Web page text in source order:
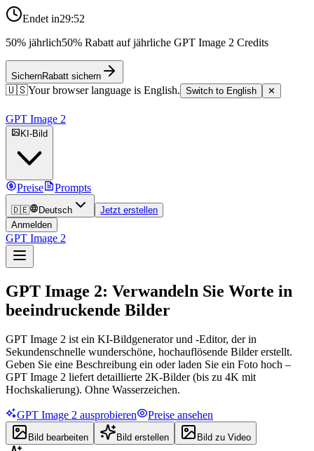
Endet in29:51
50% jährlich50% Rabatt auf jährliche GPT Image 2 Credits
SichernRabatt sichern
🇺🇸Your browser language is English. Switch to English ✕
GPT Image 2
KI-Bild
Preise Prompts
🇩🇪 Deutsch
Jetzt erstellen
Anmelden
GPT Image 2
GPT Image 2: Verwandeln Sie Worte in
beeindruckende Bilder
GPT Image 2 ist ein KI-Bildgenerator und -Editor, der in
Sekundenschnelle wunderschöne, hochauflösende Bilder erstellt.
Geben Sie eine Beschreibung ein oder laden Sie ein Foto hoch –
GPT Image 2 liefert detaillierte 2K-Bilder (bis zu 4K mit
Hochskalierung). Ohne Wasserzeichen.
GPT Image 2 ausprobieren Preise ansehen
Bild bearbeiten Bild erstellen Bild zu Video